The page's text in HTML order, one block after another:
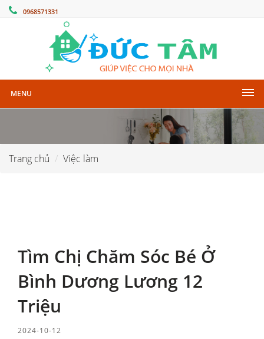
0968571331
MENU
Trang chủ Việc làm
Tìm Chị Chăm Sóc Bé Ở
Bình Dương Lương 12
Triệu
2024-10-12